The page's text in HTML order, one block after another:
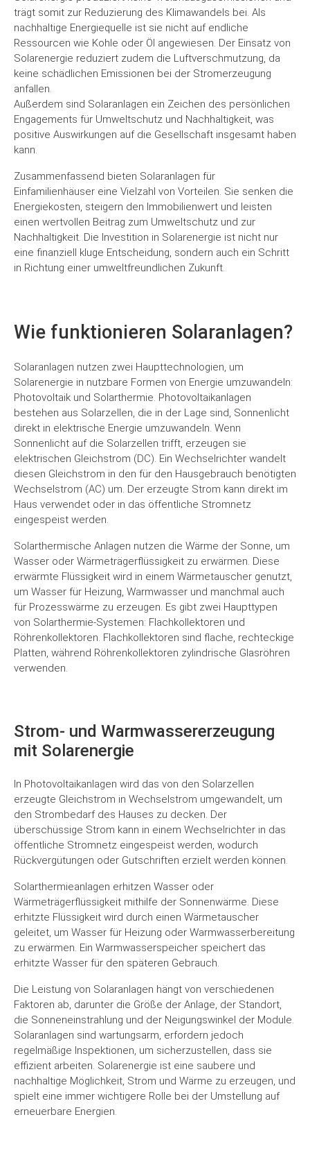
trägt somit zur Reduzierung des Klimawandels bei. Als
nachhaltige Energiequelle ist sie nicht auf endliche
Ressourcen wie Kohle oder Öl angewiesen. Der Einsatz von
Solarenergie reduziert zudem die Luftverschmutzung, da
keine schädlichen Emissionen bei der Stromerzeugung
anfallen.
Außerdem sind Solaranlagen ein Zeichen des persönlichen
Engagements für Umweltschutz und Nachhaltigkeit, was
positive Auswirkungen auf die Gesellschaft insgesamt haben
kann.
Zusammenfassend bieten Solaranlagen für
Einfamilienhäuser eine Vielzahl von Vorteilen. Sie senken die
Energiekosten, steigern den Immobilienwert und leisten
einen wertvollen Beitrag zum Umweltschutz und zur
Nachhaltigkeit. Die Investition in Solarenergie ist nicht nur
eine finanziell kluge Entscheidung, sondern auch ein Schritt
in Richtung einer umweltfreundlichen Zukunft.
Wie funktionieren Solaranlagen?
Solaranlagen nutzen zwei Haupttechnologien, um
Solarenergie in nutzbare Formen von Energie umzuwandeln:
Photovoltaik und Solarthermie. Photovoltaikanlagen
bestehen aus Solarzellen, die in der Lage sind, Sonnenlicht
direkt in elektrische Energie umzuwandeln. Wenn
Sonnenlicht auf die Solarzellen trifft, erzeugen sie
elektrischen Gleichstrom (DC). Ein Wechselrichter wandelt
diesen Gleichstrom in den für den Hausgebrauch benötigten
Wechselstrom (AC) um. Der erzeugte Strom kann direkt im
Haus verwendet oder in das öffentliche Stromnetz
eingespeist werden.
Solarthermische Anlagen nutzen die Wärme der Sonne, um
Wasser oder Wärmeträgerflüssigkeit zu erwärmen. Diese
erwärmte Flüssigkeit wird in einem Wärmetauscher genutzt,
um Wasser für Heizung, Warmwasser und manchmal auch
für Prozesswärme zu erzeugen. Es gibt zwei Haupttypen
von Solarthermie-Systemen: Flachkollektoren und
Röhrenkollektoren. Flachkollektoren sind flache, rechteckige
Platten, während Röhrenkollektoren zylindrische Glasröhren
verwenden.
Strom- und Warmwassererzeugung
mit Solarenergie
In Photovoltaikanlagen wird das von den Solarzellen
erzeugte Gleichstrom in Wechselstrom umgewandelt, um
den Strombedarf des Hauses zu decken. Der
überschüssige Strom kann in einem Wechselrichter in das
öffentliche Stromnetz eingespeist werden, wodurch
Rückvergütungen oder Gutschriften erzielt werden können.
Solarthermieanlagen erhitzen Wasser oder
Wärmeträgerflüssigkeit mithilfe der Sonnenwärme. Diese
erhitzte Flüssigkeit wird durch einen Wärmetauscher
geleitet, um Wasser für Heizung oder Warmwasserbereitung
zu erwärmen. Ein Warmwasserspeicher speichert das
erhitzte Wasser für den späteren Gebrauch.
Die Leistung von Solaranlagen hängt von verschiedenen
Faktoren ab, darunter die Größe der Anlage, der Standort,
die Sonneneinstrahlung und der Neigungswinkel der Module.
Solaranlagen sind wartungsarm, erfordern jedoch
regelmäßige Inspektionen, um sicherzustellen, dass sie
effizient arbeiten. Solarenergie ist eine saubere und
nachhaltige Möglichkeit, Strom und Wärme zu erzeugen, und
spielt eine immer wichtigere Rolle bei der Umstellung auf
erneuerbare Energien.